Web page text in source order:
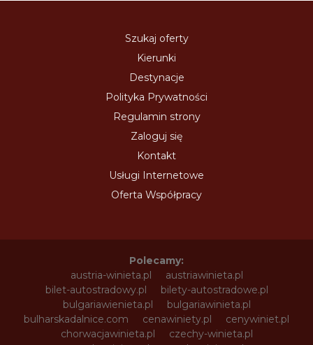
Szukaj oferty
Kierunki
Destynacje
Polityka Prywatności
Regulamin strony
Zaloguj się
Kontakt
Usługi Internetowe
Oferta Współpracy
Polecamy:
austria-winieta.pl
austriawinieta.pl
bilet-autostradowy.pl
bilety-autostradowe.pl
bulgariawienieta.pl
bulgariawinieta.pl
bulharskadalnice.com
cenawiniety.pl
cenywiniet.pl
chorwacjawinieta.pl
czechy-winieta.pl